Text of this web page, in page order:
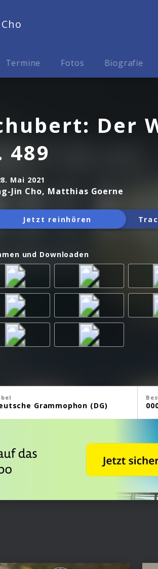
Termine Fotos Biografie
Der
489
Mai 2021
Jin Cho, Matthias Goerne
Jetzt reinhören
und Downloaden
Grammophon (DG)